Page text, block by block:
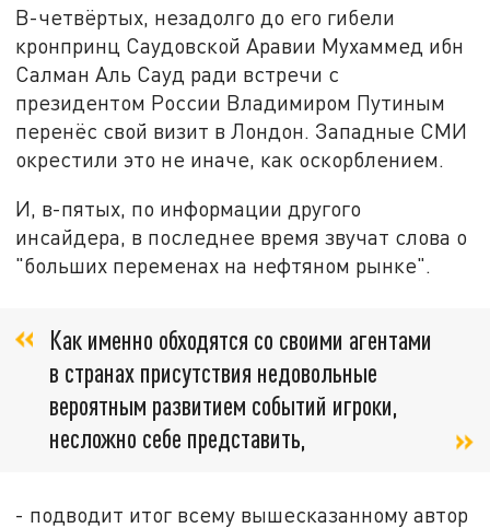
В-четвёртых, незадолго до его гибели
кронпринц Саудовской Аравии Мухаммед ибн
Салман Аль Сауд ради встречи с
президентом России Владимиром Путиным
перенёс свой визит в Лондон. Западные СМИ
окрестили это не иначе, как оскорблением.
И, в-пятых, по информации другого
инсайдера, в последнее время звучат слова о
"больших переменах на нефтяном рынке".
Как именно обходятся со своими агентами
в странах присутствия недовольные
вероятным развитием событий игроки,
несложно себе представить,
- подводит итог всему вышесказанному автор